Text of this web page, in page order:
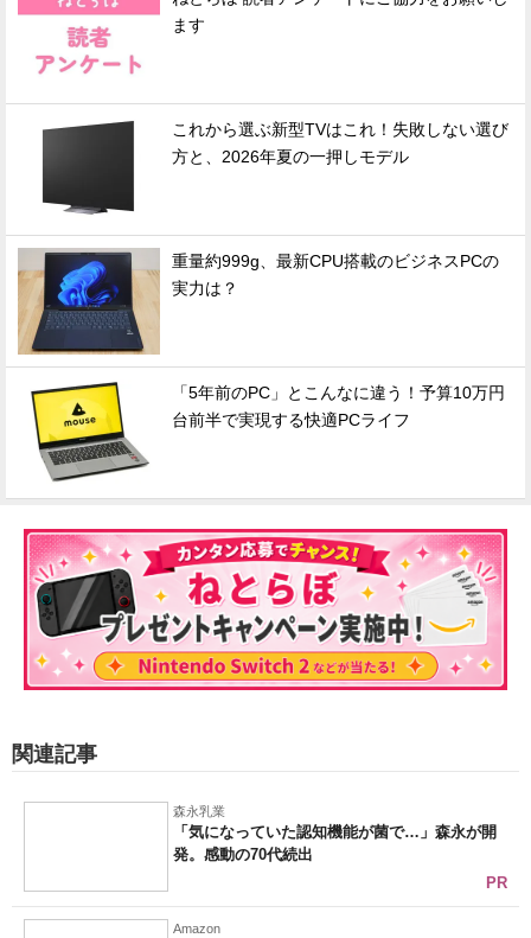
ます
これから選ぶ新型TVはこれ！失敗しない選び
方と、2026年夏の一押しモデル
重量約999g、最新CPU搭載のビジネスPCの
実力は？
「5年前のPC」とこんなに違う！予算10万円
台前半で実現する快適PCライフ
関連記事
森永乳業
「気になっていた認知機能が菌で…」森永が開
発。感動の70代続出
PR
Amazon